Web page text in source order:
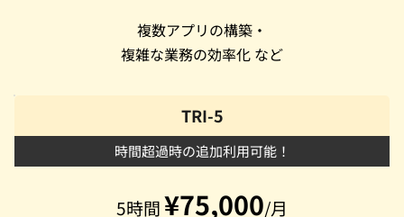
複数アプリの構築・
複雑な業務の効率化 など
TRI-5
時間超過時の追加利用可能！
5時間 ¥75,000/月